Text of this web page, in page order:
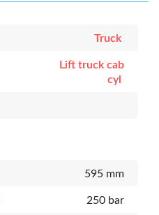
Truck
Lift truck cab
cyl
595 mm
250 bar